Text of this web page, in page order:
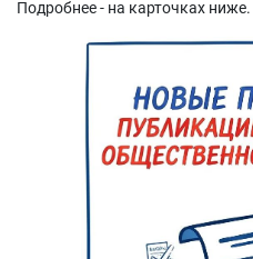
Подробнее - на карточках ниже.